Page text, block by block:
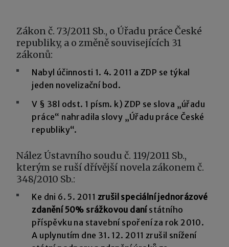
Zákon č. 73/2011 Sb., o Úřadu práce České
republiky, a o změně souvisejících 31
zákonů:
Nabyl účinnosti 1. 4. 2011 a ZDP se týkal
jeden novelizační bod.
V § 38l odst. 1 písm. k) ZDP se slova „úřadu
práce“ nahradila slovy „Úřadu práce České
republiky“.
Nález Ústavního soudu č. 119/2011 Sb.,
kterým se ruší dřívější novela zákonem č.
348/2010 Sb.:
Ke dni 6. 5. 2011 zrušil speciální jednorázové
zdanění 50% srážkovou danístátního
příspěvku na stavební spoření za rok 2010.
A uplynutím dne 31. 12. 2011 zrušil snížení